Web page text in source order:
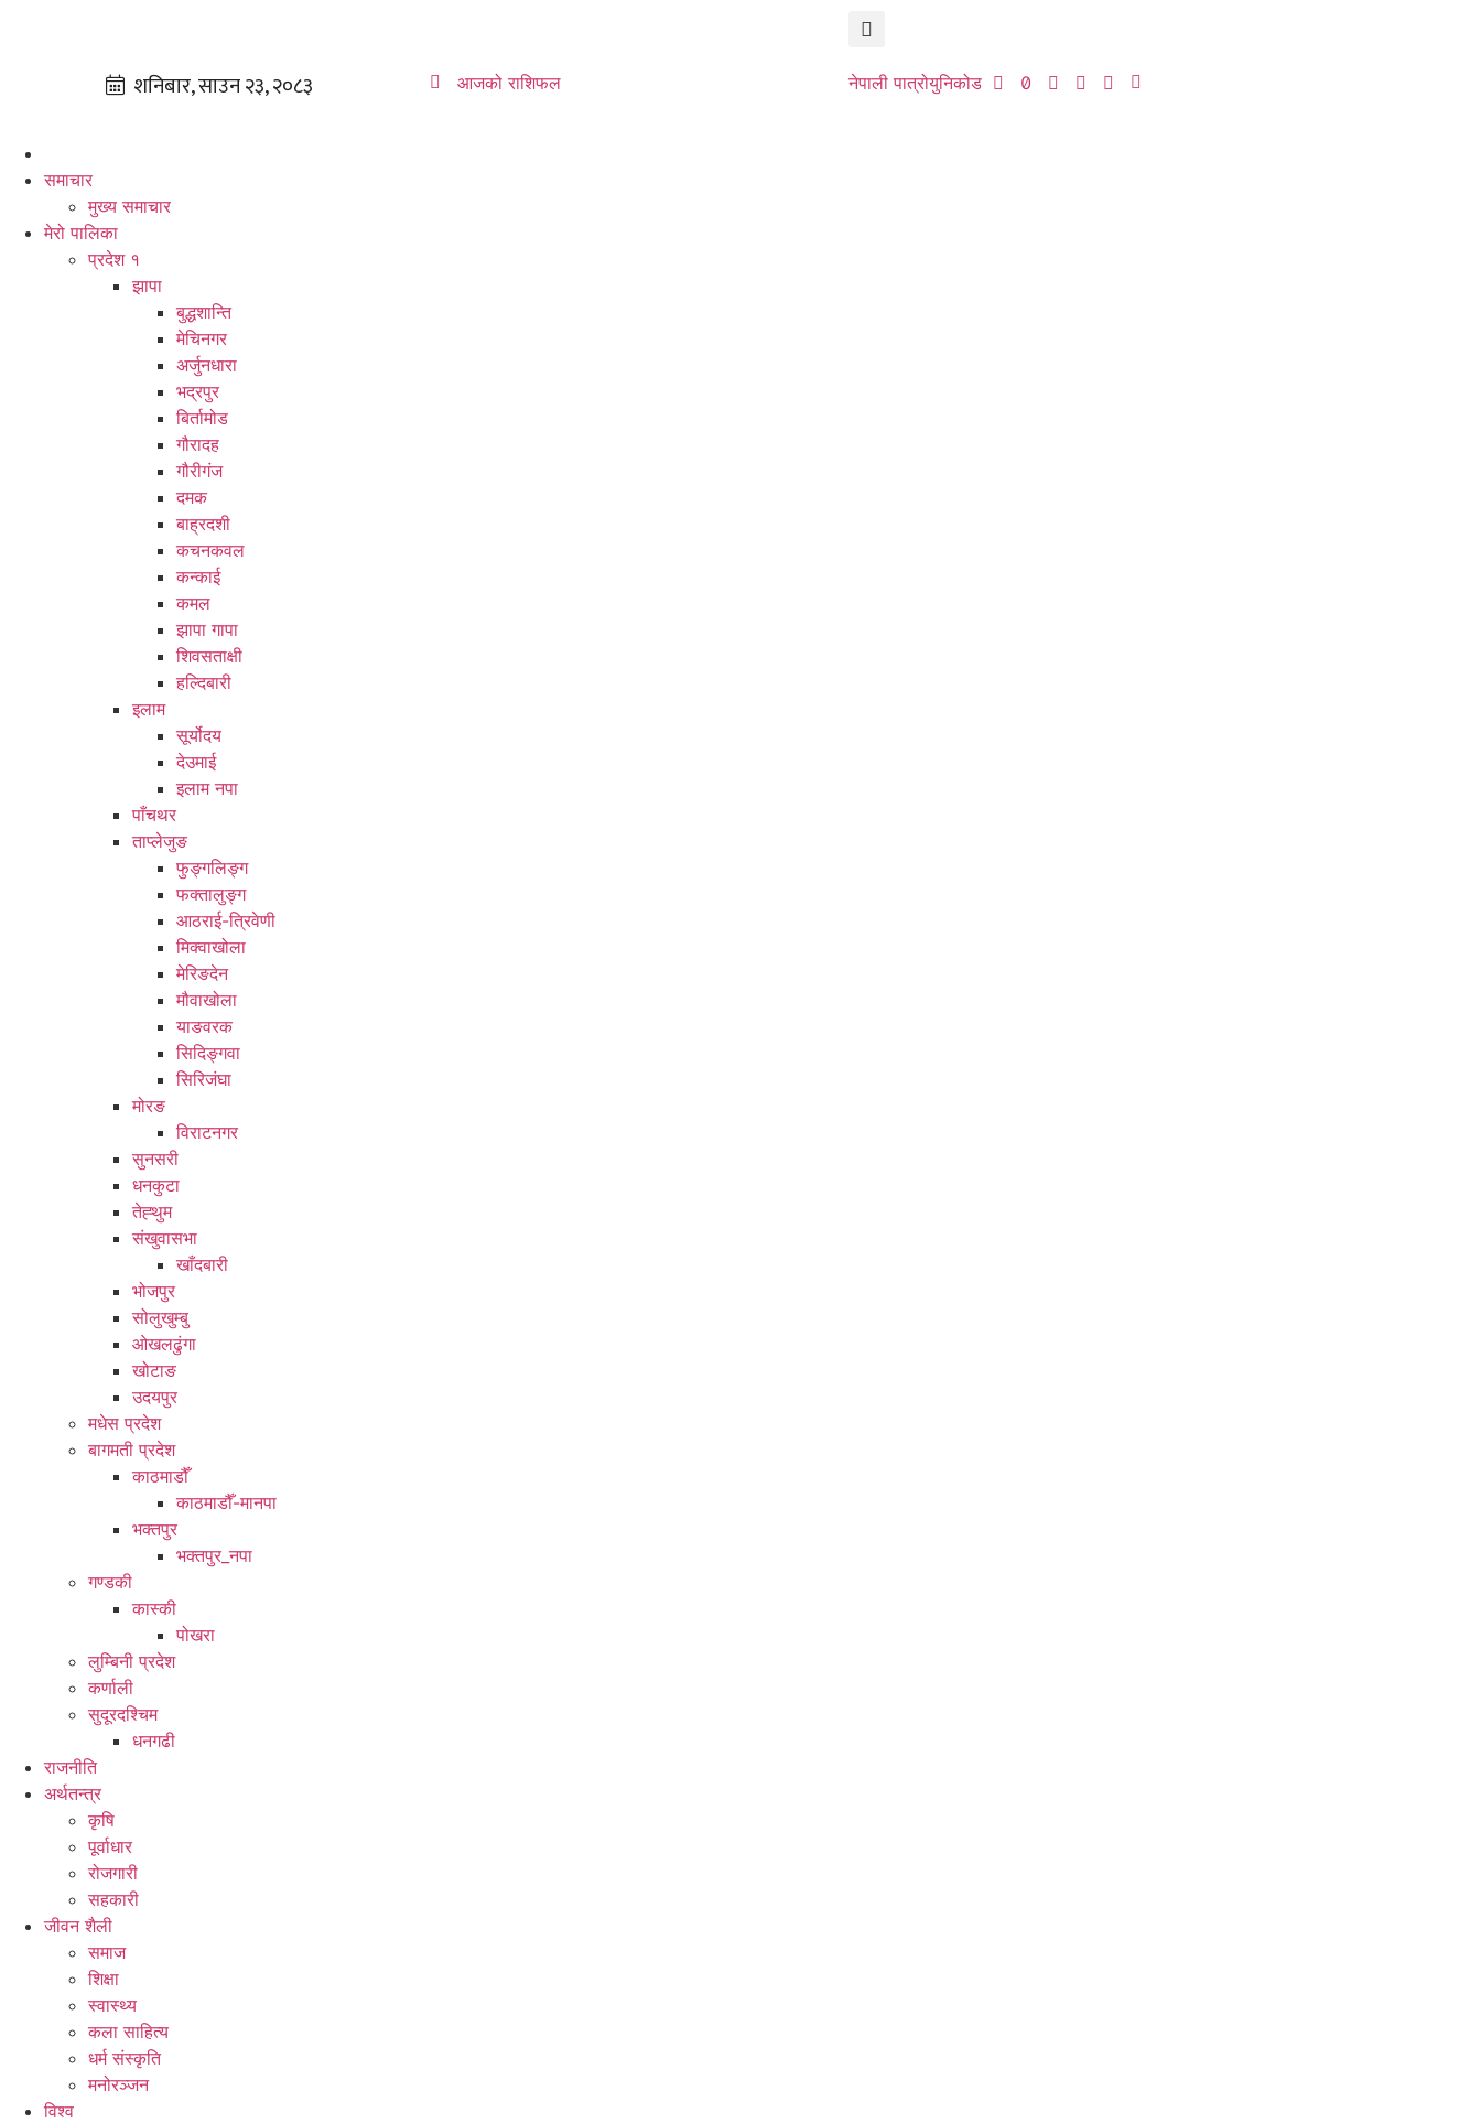
आजको राशिफल नेपाली पात्रोयुनिकोड
समाचार
मुख्य समाचार
मेरो पालिका
प्रदेश १
झापा
बुद्धशान्ति
मेचिनगर
अर्जुनधारा
भद्रपुर
बिर्तामोड
गौरादह
गौरीगंज
दमक
बाह्रदशी
कचनकवल
कन्काई
कमल
झापा गापा
शिवसताक्षी
हल्दिबारी
इलाम
सूर्योदय
देउमाई
इलाम नपा
पाँचथर
ताप्लेजुङ
फुङ्गलिङ्ग
फक्तालुङ्ग
आठराई-त्रिवेणी
मिक्वाखोला
मेरिङदेन
मौवाखोला
याङवरक
सिदिङ्गवा
सिरिजंघा
मोरङ
विराटनगर
सुनसरी
धनकुटा
तेह्थुम
संखुवासभा
खाँदबारी
भोजपुर
सोलुखुम्बु
ओखलढुंगा
खोटाङ
उदयपुर
मधेस प्रदेश
बागमती प्रदेश
काठमाडौँ
काठमाडौँ-मानपा
भक्तपुर
भक्तपुर_नपा
गण्डकी
कास्की
पोखरा
लुम्बिनी प्रदेश
कर्णाली
सुदूरदश्चिम
धनगढी
राजनीति
अर्थतन्त्र
कृषि
पूर्वाधार
रोजगारी
सहकारी
जीवन शैली
समाज
शिक्षा
स्वास्थ्य
कला साहित्य
धर्म संस्कृति
मनोरञ्जन
विश्व